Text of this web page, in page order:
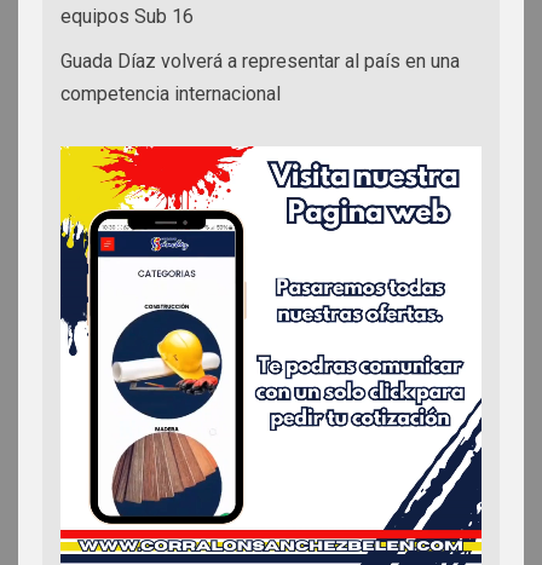
equipos Sub 16
Guada Díaz volverá a representar al país en una
competencia internacional